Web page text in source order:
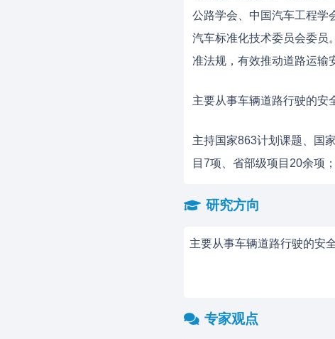
公路学会、中国汽车工程学
汽车标准化技术委员会委员
准法规，有效推动道路运输
主要从事车辆道路行驶的安
主持国家863计划课题、国
目7项、省部级项目20余项
研究方向
主要从事车辆道路行驶的安
专家观点